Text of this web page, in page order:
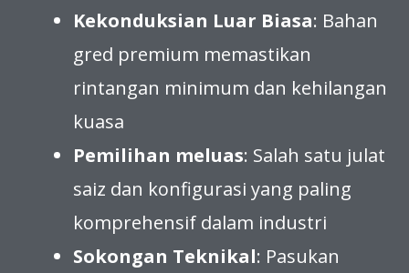
Kekonduksian Luar Biasa: Bahan
gred premium memastikan
rintangan minimum dan kehilangan
kuasa
Pemilihan meluas: Salah satu julat
saiz dan konfigurasi yang paling
komprehensif dalam industri
Sokongan Teknikal: Pasukan